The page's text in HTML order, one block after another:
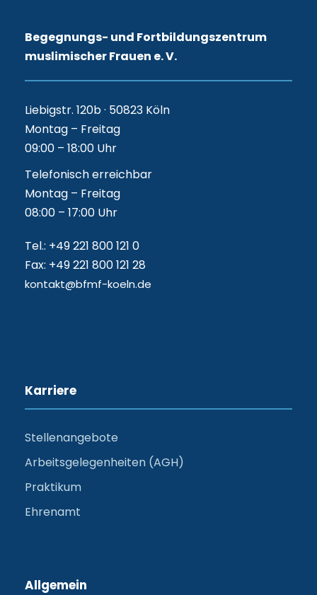
Begegnungs- und Fortbildungszentrum
muslimischer Frauen e. V.
Liebigstr. 120b · 50823 Köln
Montag – Freitag
09:00 – 18:00 Uhr
Telefonisch erreichbar
Montag – Freitag
08:00 – 17:00 Uhr
Tel.: +49 221 800 121 0
Fax: +49 221 800 121 28
kontakt@bfmf-koeln.de
Karriere
Stellenangebote
Arbeitsgelegenheiten (AGH)
Praktikum
Ehrenamt
Allgemein